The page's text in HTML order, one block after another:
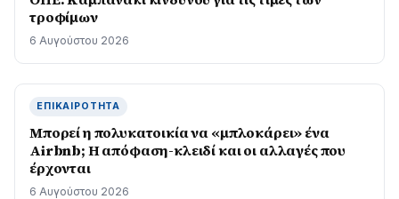
τροφίμων
6 Αυγούστου 2026
ΕΠΙΚΑΙΡΌΤΗΤΑ
Μπορεί η πολυκατοικία να «μπλοκάρει» ένα
Airbnb; Η απόφαση-κλειδί και οι αλλαγές που
έρχονται
6 Αυγούστου 2026